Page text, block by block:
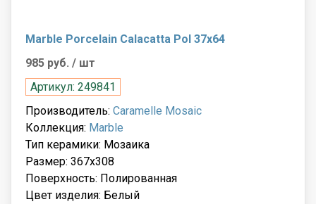
Marble Porcelain Calacatta Pol 37x64
985 руб. / шт
Артикул: 249841
Производитель: Caramelle Mosaic
Коллекция: Marble
Тип керамики: Мозаика
Размер: 367x308
Поверхность: Полированная
Цвет изделия: Белый